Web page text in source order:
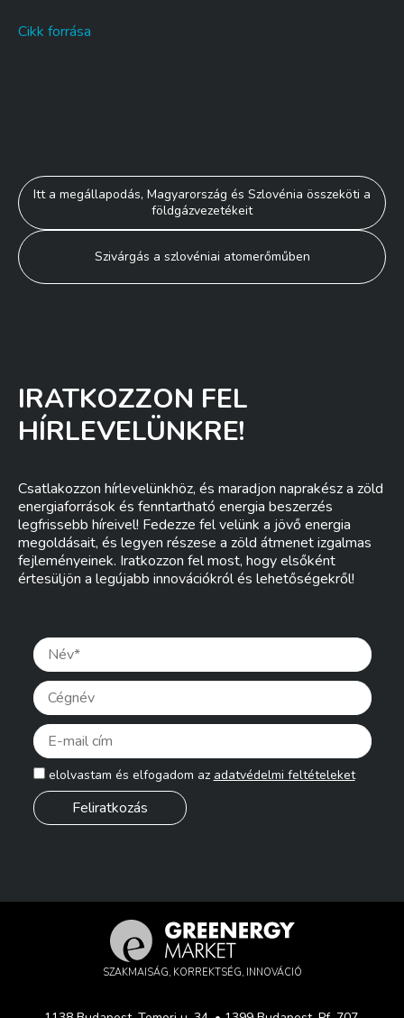
Cikk forrása
Bejegyzés
navigáció
Itt a megállapodás, Magyarország és Szlovénia összeköti a
földgázvezetékeit
Szivárgás a szlovéniai atomerőműben
IRATKOZZON FEL
HÍRLEVELÜNKRE!
Csatlakozzon hírlevelünkhöz, és maradjon naprakész a zöld
energiaforrások és fenntartható energia beszerzés
legfrissebb híreivel! Fedezze fel velünk a jövő energia
megoldásait, és legyen részese a zöld átmenet izgalmas
fejleményeinek. Iratkozzon fel most, hogy elsőként
értesüljön a legújabb innovációkról és lehetőségekről!
elolvastam és elfogadom az adatvédelmi feltételeket
SZAKMAISÁG, KORREKTSÉG, INNOVÁCIÓ